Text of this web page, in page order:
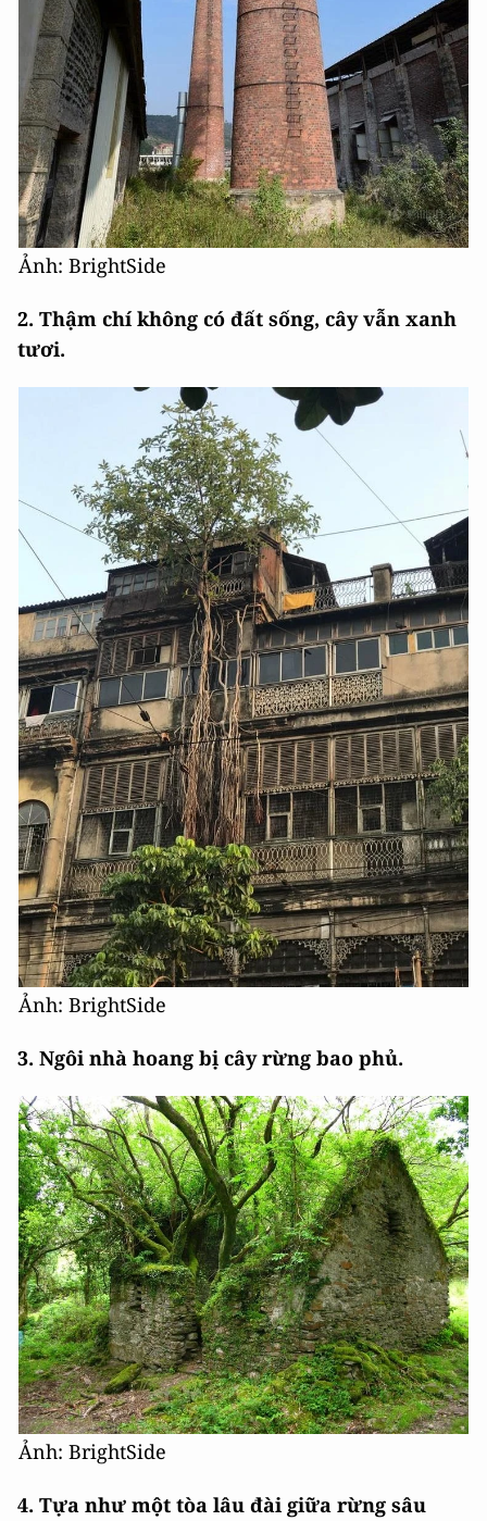
Ảnh: BrightSide
2. Thậm chí không có đất sống, cây vẫn xanh
tươi.
Ảnh: BrightSide
3. Ngôi nhà hoang bị cây rừng bao phủ.
Ảnh: BrightSide
4. Tựa như một tòa lâu đài giữa rừng sâu